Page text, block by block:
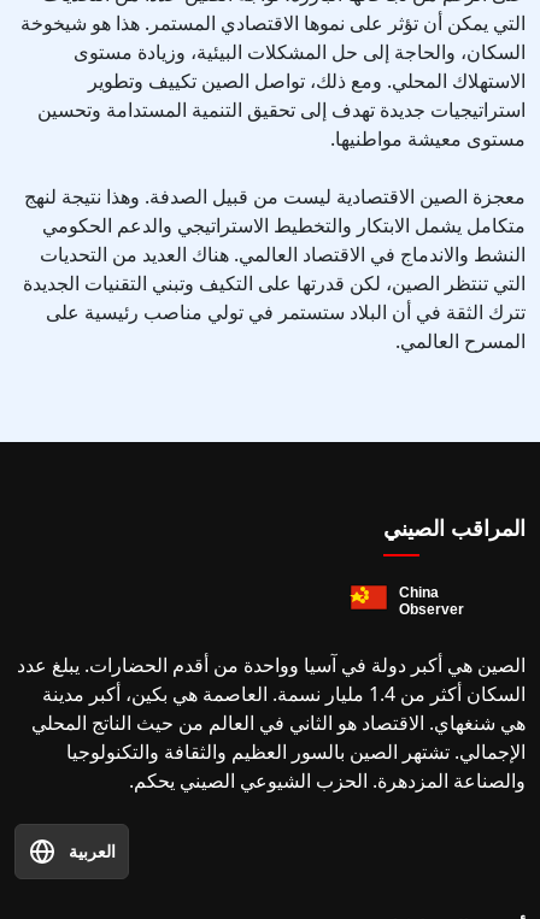
التي يمكن أن تؤثر على نموها الاقتصادي المستمر. هذا هو شيخوخة
السكان، والحاجة إلى حل المشكلات البيئية، وزيادة مستوى
الاستهلاك المحلي. ومع ذلك، تواصل الصين تكييف وتطوير
استراتيجيات جديدة تهدف إلى تحقيق التنمية المستدامة وتحسين
مستوى معيشة مواطنيها.
معجزة الصين الاقتصادية ليست من قبيل الصدفة. وهذا نتيجة لنهج
متكامل يشمل الابتكار والتخطيط الاستراتيجي والدعم الحكومي
النشط والاندماج في الاقتصاد العالمي. هناك العديد من التحديات
التي تنتظر الصين، لكن قدرتها على التكيف وتبني التقنيات الجديدة
تترك الثقة في أن البلاد ستستمر في تولي مناصب رئيسية على
المسرح العالمي.
المراقب الصيني
الصين هي أكبر دولة في آسيا وواحدة من أقدم الحضارات. يبلغ عدد
السكان أكثر من 1.4 مليار نسمة. العاصمة هي بكين، أكبر مدينة
هي شنغهاي. الاقتصاد هو الثاني في العالم من حيث الناتج المحلي
الإجمالي. تشتهر الصين بالسور العظيم والثقافة والتكنولوجيا
والصناعة المزدهرة. الحزب الشيوعي الصيني يحكم.
العربية